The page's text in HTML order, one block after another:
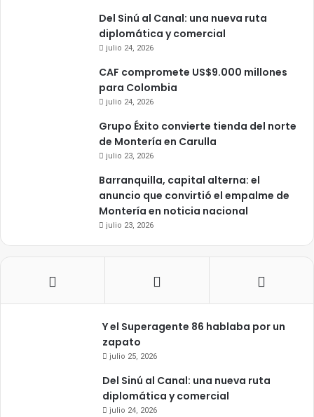
Del Sinú al Canal: una nueva ruta
diplomática y comercial
julio 24, 2026
CAF compromete US$9.000 millones
para Colombia
julio 24, 2026
Grupo Éxito convierte tienda del norte
de Montería en Carulla
julio 23, 2026
Barranquilla, capital alterna: el
anuncio que convirtió el empalme de
Montería en noticia nacional
julio 23, 2026
Y el Superagente 86 hablaba por un
zapato
julio 25, 2026
Del Sinú al Canal: una nueva ruta
diplomática y comercial
julio 24, 2026